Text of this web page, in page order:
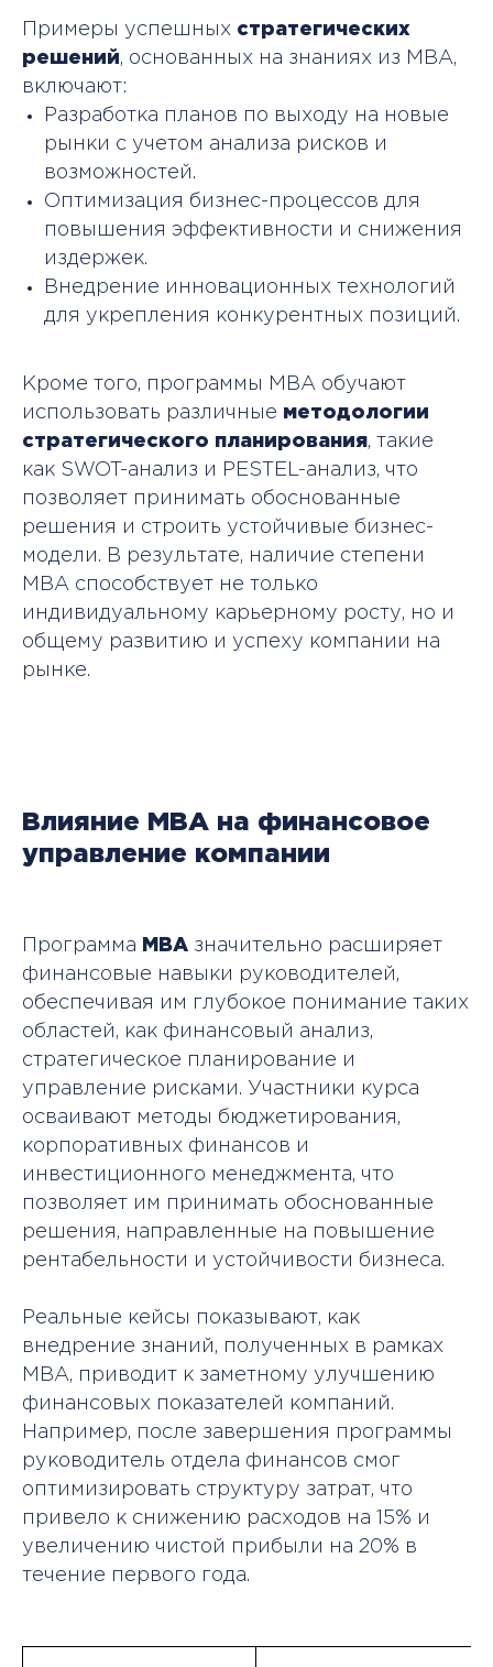
Примеры успешных стратегических
решений, основанных на знаниях из MBA,
включают:
Разработка планов по выходу на новые
рынки с учетом анализа рисков и
возможностей.
Оптимизация бизнес-процессов для
повышения эффективности и снижения
издержек.
Внедрение инновационных технологий
для укрепления конкурентных позиций.
Кроме того, программы MBA обучают
использовать различные методологии
стратегического планирования, такие
как SWOT-анализ и PESTEL-анализ, что
позволяет принимать обоснованные
решения и строить устойчивые бизнес-
модели. В результате, наличие степени
MBA способствует не только
индивидуальному карьерному росту, но и
общему развитию и успеху компании на
рынке.
Влияние MBA на финансовое
управление компании
Программа MBA значительно расширяет
финансовые навыки руководителей,
обеспечивая им глубокое понимание таких
областей, как финансовый анализ,
стратегическое планирование и
управление рисками. Участники курса
осваивают методы бюджетирования,
корпоративных финансов и
инвестиционного менеджмента, что
позволяет им принимать обоснованные
решения, направленные на повышение
рентабельности и устойчивости бизнеса.
Реальные кейсы показывают, как
внедрение знаний, полученных в рамках
MBA, приводит к заметному улучшению
финансовых показателей компаний.
Например, после завершения программы
руководитель отдела финансов смог
оптимизировать структуру затрат, что
привело к снижению расходов на 15% и
увеличению чистой прибыли на 20% в
течение первого года.